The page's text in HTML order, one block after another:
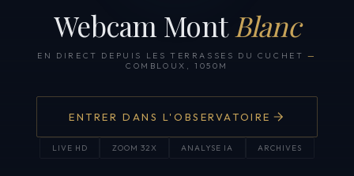
Webcam Mont Blanc
EN DIRECT DEPUIS LES TERRASSES DU CUCHET —
COMBLOUX, 1050M
ENTRER DANS L'OBSERVATOIRE
LIVE HD ZOOM 32X ANALYSE IA ARCHIVES